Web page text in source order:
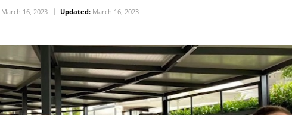
March 16, 2023 Updated: March 16, 2023